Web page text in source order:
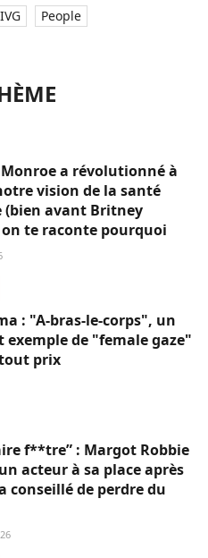
IVG People
a révolutionné à
vision de la santé
(bien avant Britney
on te raconte pourquoi
: "A-bras-le-corps", un
exemple de "female gaze"
prix
f**tre” : Margot Robbie
acteur à sa place après
conseillé de perdre du